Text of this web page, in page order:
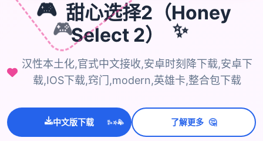
🎮
🎮 甜心选择2（Honey
Select 2）
✨
汉性本土化,官式中文接收,安卓时刻降下载,安卓下
载,IOS下载,窍门,modern,英雄卡,整合包下载
中文版下载 ✨
⭐
💫 了解更多 🤔